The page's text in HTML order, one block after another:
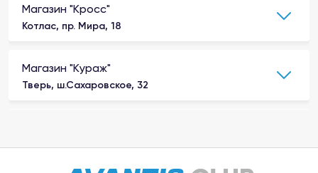
Магазин "Кросс"
Котлас, пр. Мира, 18
Магазин "Кураж"
Тверь, ш.Сахаровское, 32